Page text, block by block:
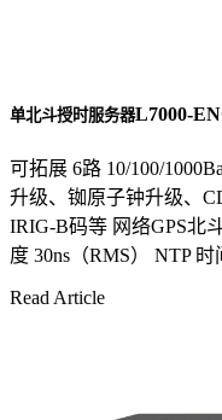
单北斗授时服务器L7000-
可拓展 6路 10/100/
升级、铷原子钟升级、
IRIG-B码等 网络GPS北
度 30ns（RMS） NTP 时
Read Article